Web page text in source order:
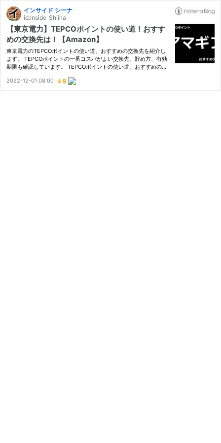
インサイド シーナ
id:Inside_Shiina
【東京電力】TEPCOポイントの使い道！おすす
めの交換先は！【Amazon】
東京電力のTEPCOポイントの使い道、おすすめの交換先を紹介し
ます。 TEPCOポイントの一番コスパがよい交換先、貯め方、有効
期限も確認しています。 TEPCOポイントの使い道、おすすめの交
2022-12-01 08:00